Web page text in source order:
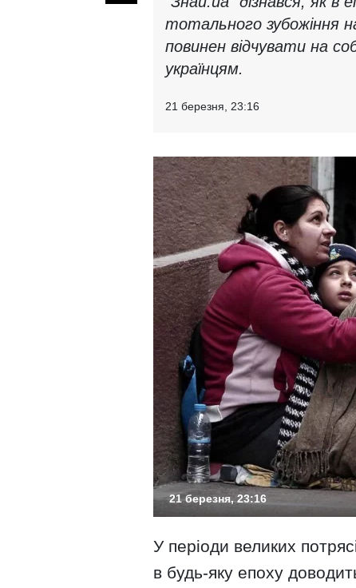
тотального зубожіння
повинен відчувати на
українцям.
21 березня, 23:16
21 березня, 23:16
У періоди великих
в будь-яку епоху